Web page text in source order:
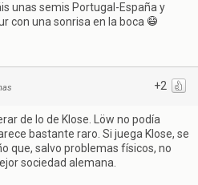
unas semis Portugal-España y
con una sonrisa en la boca
+2
de lo de Klose. Löw no podía
bastante raro. Si juega Klose, se
que, salvo problemas físicos, no
sociedad alemana.